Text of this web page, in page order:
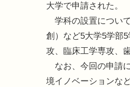
大学で申請された。
学科の設置につい
創）など5大学5学部
攻、臨床工学専攻、
なお、今回の申請
境イノベーションな